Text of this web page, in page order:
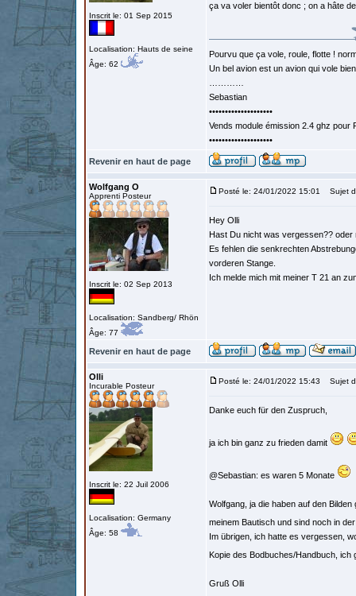
Inscrit le: 01 Sep 2015
Localisation: Hauts de seine
Âge: 62
ça va voler bientôt donc ; on a hâte
Pourvu que ça vole, roule, flotte !
Un bel avion est un avion qui vole
Sebastian
••••••••••••••••••••
Vends module émission 2.4 ghz
••••••••••••••••••••
Revenir en haut de page
Wolfgang O
Apprenti Posteur
Inscrit le: 02 Sep 2013
Localisation: Sandberg/ Rhön
Âge: 77
Posté le: 24/01/2022 15:01 Sujet
Hey Olli
Hast Du nicht was vergessen?? oder
Es fehlen die senkrechten
vorderen Stange.
Ich melde mich mit meiner T 21 an
Revenir en haut de page
Olli
Incurable Posteur
Inscrit le: 22 Juil 2006
Localisation: Germany
Âge: 58
Posté le: 24/01/2022 15:43 Sujet
Danke euch für den Zuspruch,
ja ich bin ganz zu frieden damit
@Sebastian: es waren 5 Monate
Wolfgang, ja die haben auf den
meinem Bautisch und sind noch in
Im übrigen, ich hatte es vergessen,
Kopie des Bodbuches/Handbuch,
Gruß Olli